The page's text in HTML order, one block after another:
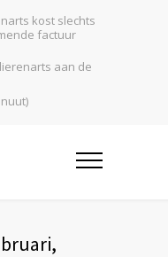
kost slechts
factuur
aan de